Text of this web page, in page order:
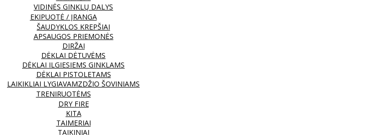
VIDINĖS GINKLŲ DALYS
EKIPUOTĖ / ĮRANGA
ŠAUDYKLOS KREPŠIAI
APSAUGOS PRIEMONĖS
DIRŽAI
DĖKLAI DĖTUVĖMS
DĖKLAI ILGIESIEMS GINKLAMS
DĖKLAI PISTOLETAMS
LAIKIKLIAI LYGIAVAMZDŽIO ŠOVINIAMS
TRENIRUOTĖMS
DRY FIRE
KITA
TAIMERIAI
TAIKINIAI